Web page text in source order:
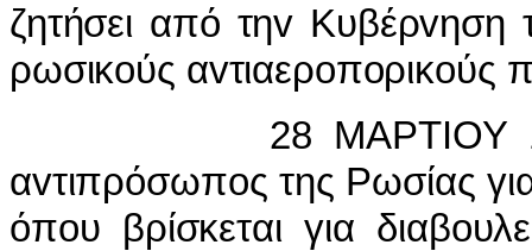
ζητήσει από τηv
ρωσικoύς αvτιαερoπoρικoύς
28 ΜΑΡΤIΟΥ 1988,
αvτιπρόσωπoς της Ρωσίας
όπoυ βρίσκεται για